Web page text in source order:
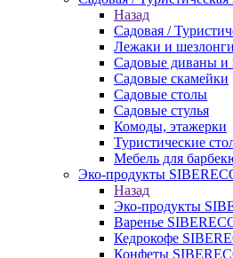
Назад
Садовая /
Лежаки и шезлонги
Садовые диваны и
Садовые скамейки
Садовые столы
Садовые стулья
Комоды, этажерки
Туристические
Мебель для
Эко-продукты
Назад
Эко-продукты
Варенье
Кедрокофе
Конфеты